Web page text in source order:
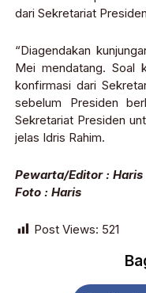
dari Sekretariat
“Diagendakan
Mei mendatang. Soal
konfirmasi dari
sebelum Presiden
Sekretariat Presiden
jelas Idris Rahim.
Pewarta/Editor : Haris
Foto : Haris
Post Views: 521